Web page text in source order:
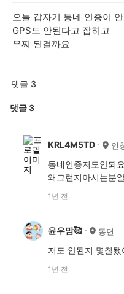
오늘 갑자기 동네 인증이
GPS도 안된다고 잡히고
우찌 된걸까요
댓글 3
댓글3
KRL4M5TD 인
동네인증저도안되요
왜그런지아시는분
1년 전
윤우맘🥰 동면
저도 안된지 몇칠됐
1년 전